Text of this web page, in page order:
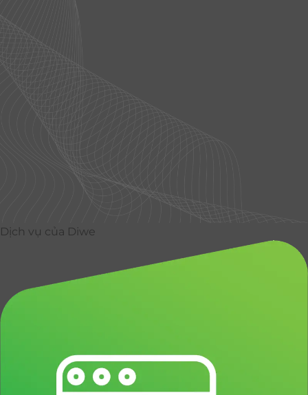
Dịch vụ của Diwe